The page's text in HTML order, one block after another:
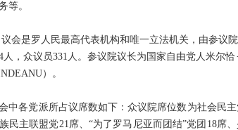
等。
议会是罗人民最高代表机构和唯一立法机关，由参议
人，众议员331人。参议院议长为国家自由党人米尔
）。
中各党派所占议席数如下：众议院席位数为社会民
民主联盟党21席、“为了罗马尼亚而团结”党团18席